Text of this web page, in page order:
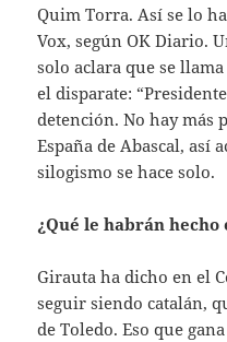
Quim Torra. Así se lo
Vox, según OK Diario.
solo aclara que se
el disparate:
detención. No hay más
España de Abascal, así
silogismo se hace solo.
¿Qué le habrán hecho
Girauta ha dicho en el
seguir siendo catalán,
de Toledo. Eso que